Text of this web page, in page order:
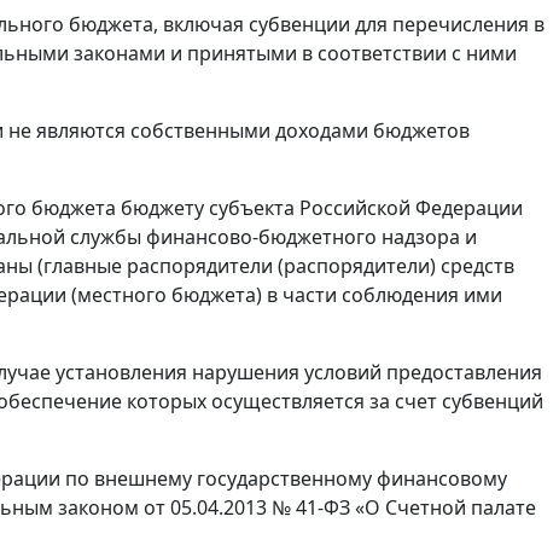
бюджета, включая субвенции для перечисления в
законами и принятыми в соответствии с ними
не являются собственными доходами бюджетов
бюджета бюджету субъекта Российской Федерации
службы финансово-бюджетного надзора и
(главные распорядители (распорядители) средств
(местного бюджета) в части соблюдения ими
установления нарушения условий предоставления
которых осуществляется за счет субвенций
по внешнему государственному финансовому
законом от 05.04.2013 № 41-ФЗ «О Счетной палате